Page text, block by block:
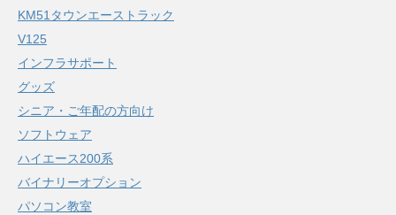
KM51タウンエーストラック
V125
インフラサポート
グッズ
シニア・ご年配の方向け
ソフトウェア
ハイエース200系
バイナリーオプション
パソコン教室